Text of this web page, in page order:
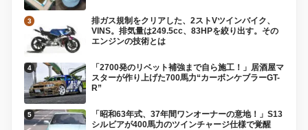
排ガス規制をクリアした、2ストVツインバイク、
VINS。排気量は249.5cc、83HPを絞り出す。その
エンジンの技術とは
「2700発のリベット補強まで自ら施工！」居酒屋マ
スターが作り上げた700馬力“カーボンケブラーGT-
R”
「昭和63年式、37年間ワンオーナーの意地！」S13
シルビアが400馬力のツインチャージ仕様で覚醒